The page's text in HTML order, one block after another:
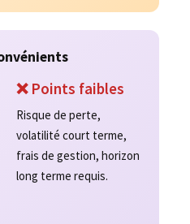
❌ Points faibles
Risque de perte,
volatilité court terme,
frais de gestion, horizon
long terme requis.